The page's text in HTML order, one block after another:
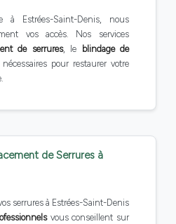
à Estrées-Saint-Denis, nous
vos accès. Nos services
de serrures, le
blindage de
pour restaurer votre
de Serrures à
serrures à Estrées-Saint-Denis
vous conseillent sur